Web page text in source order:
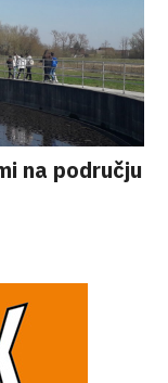
na području